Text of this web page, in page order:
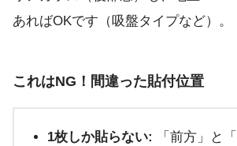
あればOKです（吸盤タイプなど）。
これはNG！間違った貼付位置
1枚しか貼らない:
「前方」と